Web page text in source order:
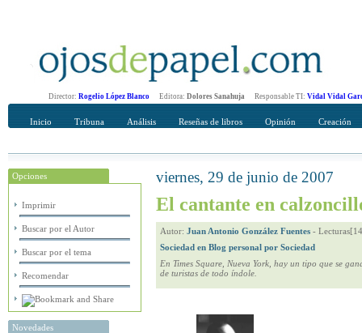
Director: Rogelio López Blanco Editora: Dolores Sanahuja Responsable TI: Vidal Vidal
Inicio Tribuna Análisis Reseñas de libros Opinión Creación
Opciones
Imprimir
Buscar por el Autor
Buscar por el tema
Recomendar
Novedades
Recomendar
viernes, 29 de junio de 2007
El cantante en
Autor: Juan Antonio González Fuentes -
Sociedad en Blog personal por Sociedad
En Times Square, Nueva York, hay un tipo que se
de turistas de todo índole.